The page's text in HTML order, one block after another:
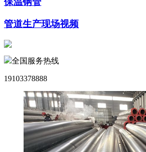
管道生产现场视频
全国服务热线
19103378888